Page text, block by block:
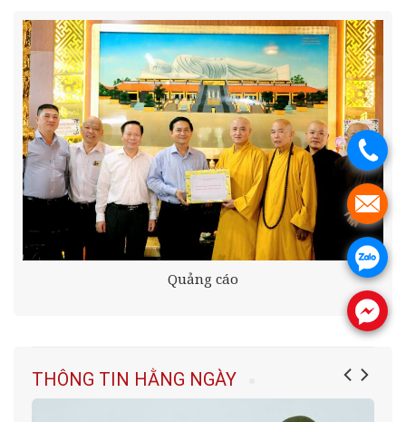
Quảng cáo
THÔNG TIN HẰNG NGÀY
.
.
.
.